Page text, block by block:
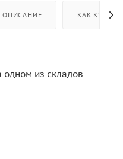
ОПИСАНИЕ КАК КУПИТЬ
одном из складов